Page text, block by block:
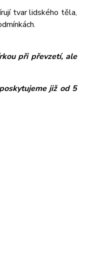
tvar lidského těla,
při převzetí, ale
již od 5